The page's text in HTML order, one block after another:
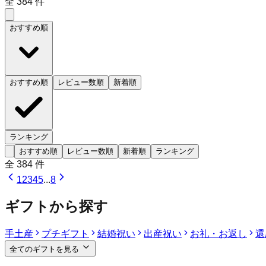
おすすめ順
おすすめ順 レビュー数順 新着順
ランキング
おすすめ順
レビュー数順 新着順 ランキング
全 384 件
12345...8
ギフトから探す
手土産 プチギフト 結婚祝い 出産祝い お礼・お返し
全てのギフトを見る